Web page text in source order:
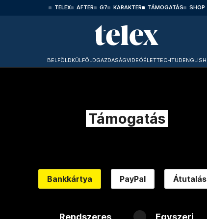
TELEX AFTER G7 KARAKTER TÁMOGATÁS SHOP
BELFÖLDKÜLFÖLDGAZDASÁGVIDEÓÉLETTECHTUDENGLISH
Támogatás
Bankkártya PayPal Átutalás
Rendszeres Egyszeri